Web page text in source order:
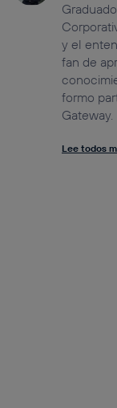
y el
fan de
formo
Gateway.
Lee todos